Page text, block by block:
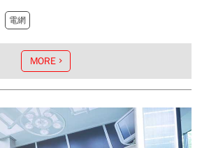
出（Power Boost）持續5秒，能提
應對馬達啟動時的瞬時高湧浪電流並
可支援400VDC輸入，為AI散熱關鍵
（CDU）及綠能、儲能相關行業應
有效降低設備能源損耗。
電網
MORE